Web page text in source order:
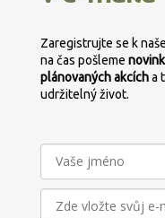
Zaregistrujte se k
na čas pošleme
plánovanýchakcícha
udržitelný život.